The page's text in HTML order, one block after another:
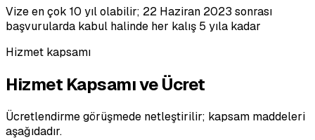
Vize en çok 10 yıl olabilir; 22 Haziran 2023 sonrası
başvurularda kabul halinde her kalış 5 yıla kadar
Hizmet kapsamı
Hizmet Kapsamı ve Ücret
Ücretlendirme görüşmede netleştirilir; kapsam maddeleri
aşağıdadır.